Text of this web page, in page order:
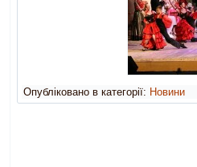
Опубліковано в категорії: Новини